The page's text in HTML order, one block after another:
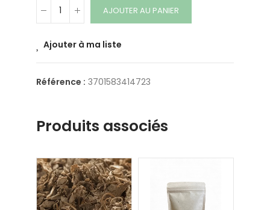
AJOUTER AU PANIER
Ajouter à ma liste
Référence : 3701583414723
Produits associés